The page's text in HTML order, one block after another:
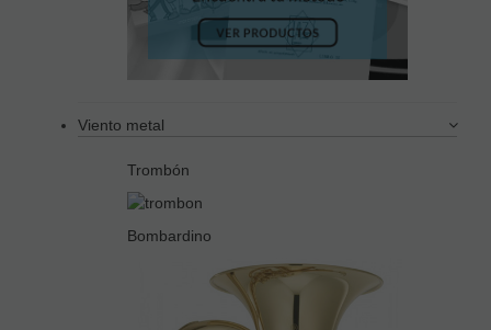
Viento metal
Trombón
Bombardino